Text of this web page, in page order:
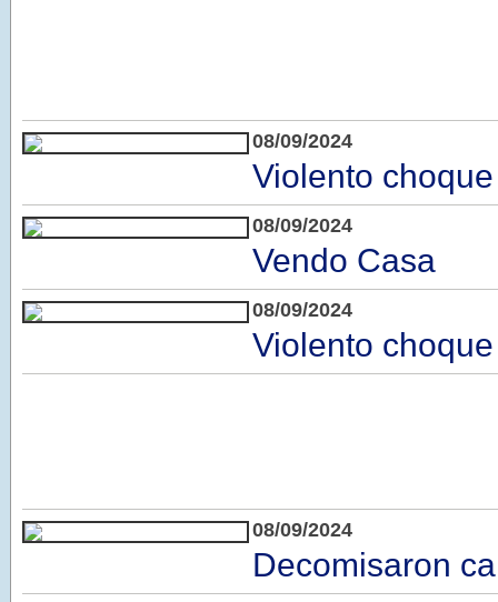
08/09/2024
Violento choque
08/09/2024
Vendo Casa
08/09/2024
Violento
08/09/2024
Decomisaron